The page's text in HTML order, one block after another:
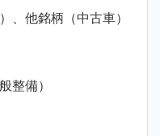
、他銘柄（中古車）
整備）